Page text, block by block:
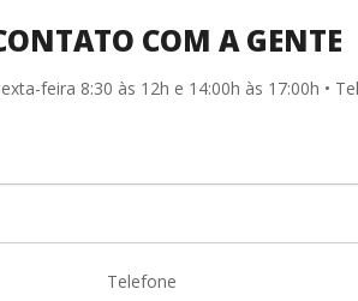
COM A GENTE
feira 8:30 às 12h e 14:00h às 17:00h •
Telefone